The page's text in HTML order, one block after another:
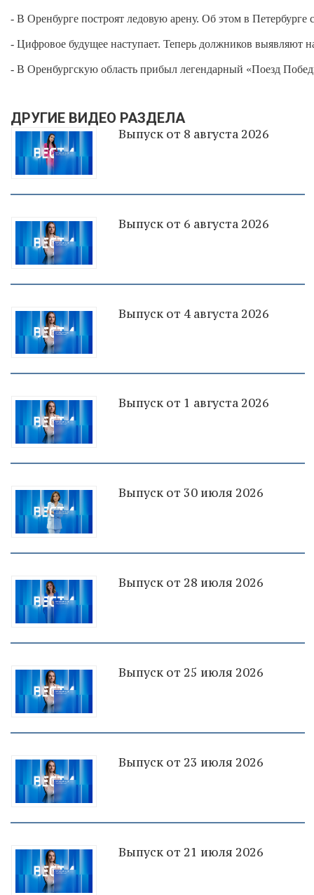
- В Оренбурге построят ледовую арену. Об этом в
- Цифровое будущее наступает. Теперь должников выявляют
- В Оренбургскую область прибыл легендарный «Поезд
ДРУГИЕ ВИДЕО РАЗДЕЛА
Выпуск от 8 августа 2026
Выпуск от 6 августа 2026
Выпуск от 4 августа 2026
Выпуск от 1 августа 2026
Выпуск от 30 июля 2026
Выпуск от 28 июля 2026
Выпуск от 25 июля 2026
Выпуск от 23 июля 2026
Выпуск от 21 июля 2026